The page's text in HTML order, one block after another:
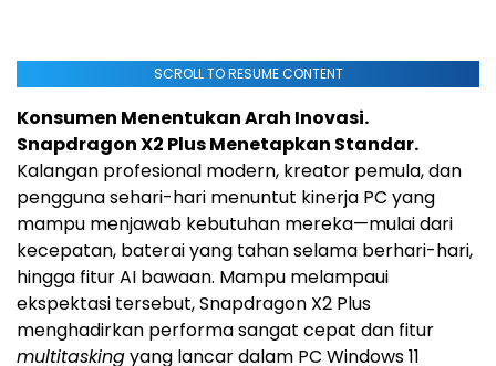
SCROLL TO RESUME CONTENT
Konsumen Menentukan Arah Inovasi.
Snapdragon X2 Plus Menetapkan Standar.
Kalangan profesional modern, kreator pemula, dan
pengguna sehari-hari menuntut kinerja PC yang
mampu menjawab kebutuhan mereka—mulai dari
kecepatan, baterai yang tahan selama berhari-hari,
hingga fitur AI bawaan. Mampu melampaui
ekspektasi tersebut, Snapdragon X2 Plus
menghadirkan performa sangat cepat dan fitur
multitaskingyang lancar dalam PC Windows 11